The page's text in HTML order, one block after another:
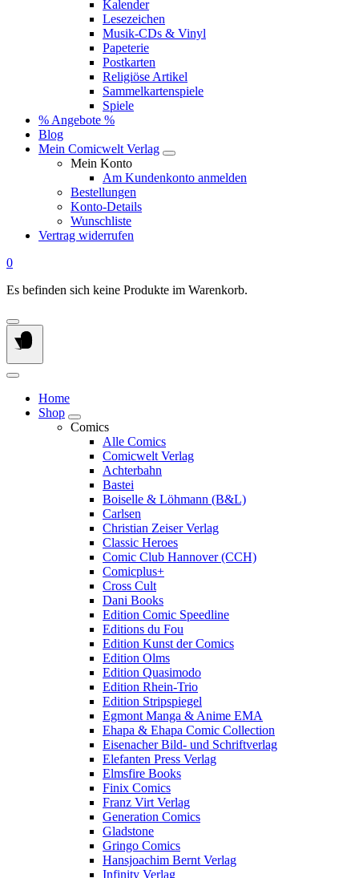
Kalender
Lesezeichen
Musik-CDs & Vinyl
Papeterie
Postkarten
Religiöse Artikel
Sammelkartenspiele
Spiele
% Angebote %
Blog
Mein Comicwelt Verlag
Mein Konto
Am Kundenkonto anmelden
Bestellungen
Konto-Details
Wunschliste
Vertrag widerrufen
0
Es befinden sich keine Produkte im Warenkorb.
Home
Shop
Comics
Alle Comics
Comicwelt Verlag
Achterbahn
Bastei
Boiselle & Löhmann (B&L)
Carlsen
Christian Zeiser Verlag
Classic Heroes
Comic Club Hannover (CCH)
Comicplus+
Cross Cult
Dani Books
Edition Comic Speedline
Editions du Fou
Edition Kunst der Comics
Edition Olms
Edition Quasimodo
Edition Rhein-Trio
Edition Stripspiegel
Egmont Manga & Anime EMA
Ehapa & Ehapa Comic Collection
Eisenacher Bild- und Schriftverlag
Elefanten Press Verlag
Elmsfire Books
Finix Comics
Franz Virt Verlag
Generation Comics
Gladstone
Gringo Comics
Hansjoachim Bernt Verlag
Infinity Verlag